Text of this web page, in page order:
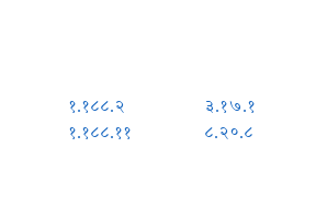
१.१८८.२
१.१८८.११
३.१७.१
८.२०.८